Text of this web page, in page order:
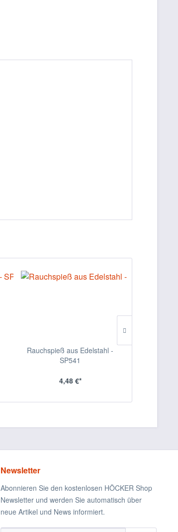
Rauchspieß aus Edelstahl -
SP541
4,48 €*
Newsletter
Abonnieren Sie den kostenlosen HÖCKER Shop
Newsletter und werden Sie automatisch über
neue Artikel und News informiert.